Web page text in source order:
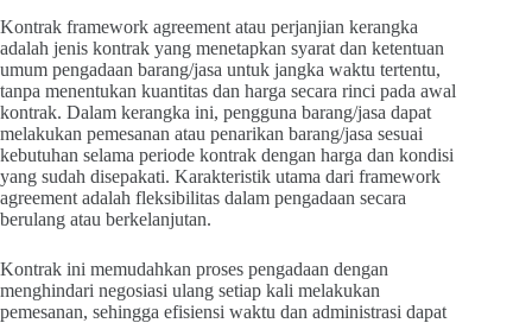
Kontrak framework agreement atau perjanjian kerangka
adalah jenis kontrak yang menetapkan syarat dan ketentuan
umum pengadaan barang/jasa untuk jangka waktu tertentu,
tanpa menentukan kuantitas dan harga secara rinci pada awal
kontrak. Dalam kerangka ini, pengguna barang/jasa dapat
melakukan pemesanan atau penarikan barang/jasa sesuai
kebutuhan selama periode kontrak dengan harga dan kondisi
yang sudah disepakati. Karakteristik utama dari framework
agreement adalah fleksibilitas dalam pengadaan secara
berulang atau berkelanjutan.
Kontrak ini memudahkan proses pengadaan dengan
menghindari negosiasi ulang setiap kali melakukan
pemesanan, sehingga efisiensi waktu dan administrasi dapat